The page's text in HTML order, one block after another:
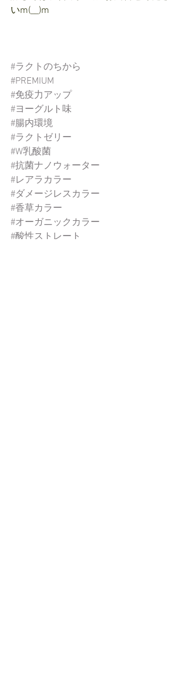
いm(__)m
#ラクトのちから
#PREMIUM
#免疫力アップ
#ヨーグルト味
#腸内環境
#ラクトゼリー
#W乳酸菌
#抗菌ナノウォーター
#レアラカラー
#ダメージレスカラー
#香草カラー
#オーガニックカラー
#酸性ストレート